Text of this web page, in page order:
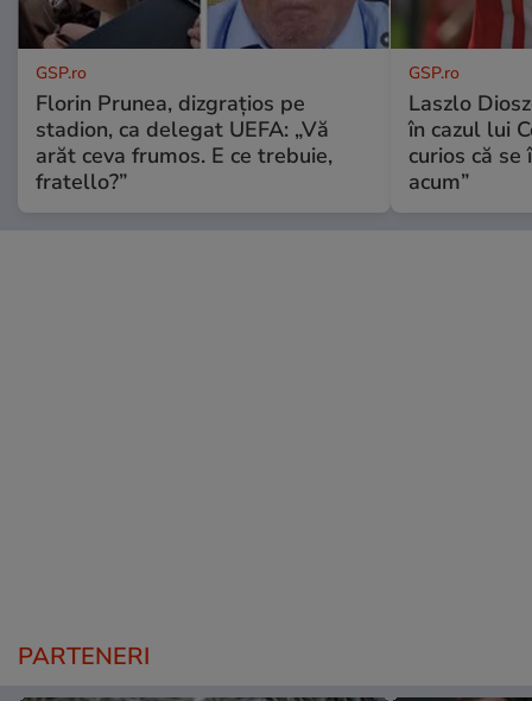
GSP.ro
Florin Prunea, dizgrațios pe
stadion, ca delegat UEFA: „Vă
arăt ceva frumos. E ce trebuie,
fratello?”
GSP.ro
Laszlo
în cazul lui
curios că
acum”
PARTENERI